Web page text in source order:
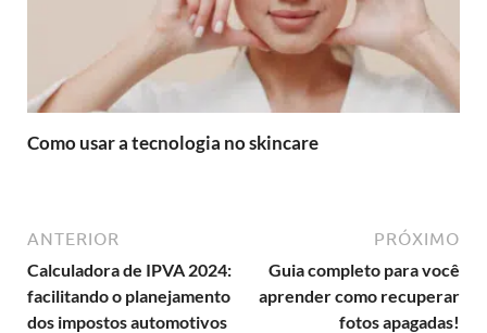
Como usar a tecnologia no skincare
ANTERIOR
Calculadora de IPVA 2024:
facilitando o planejamento
dos impostos automotivos
PRÓXIMO
Guia completo para você
aprender como recuperar
fotos apagadas!